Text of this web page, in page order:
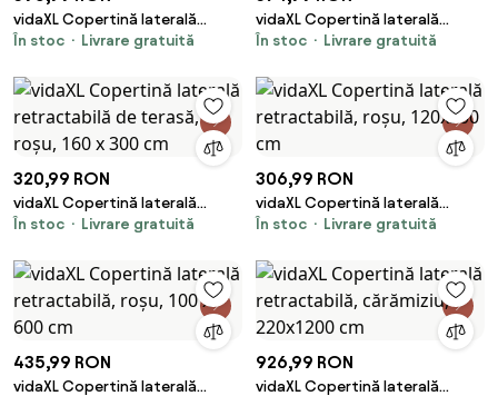
vidaXL Copertină laterală
retractabilă de terasă, roșu,
În stoc Livrare gratuită
vidaXL Copertină laterală
retractabilă de terasă, roșu,
În stoc Livrare gratuită
320,99 RON
vidaXL Copertină laterală
retractabilă de terasă, roșu,
În stoc Livrare gratuită
306,99 RON
vidaXL Copertină laterală
retractabilă, roșu, 120x300 cm
În stoc Livrare gratuită
435,99 RON
vidaXL Copertină laterală
926,99 RON
vidaXL Copertină laterală